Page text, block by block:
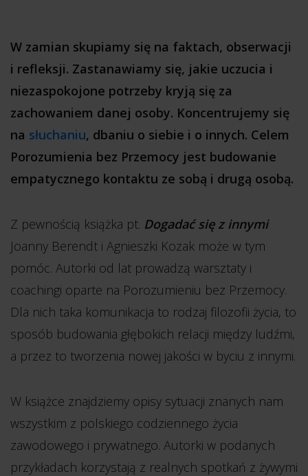
W zamian skupiamy się na faktach, obserwacji
i refleksji. Zastanawiamy się, jakie uczucia i
niezaspokojone potrzeby kryją się za
zachowaniem danej osoby. Koncentrujemy się
na słuchaniu, dbaniu o siebie i o innych. Celem
Porozumienia bez Przemocy jest budowanie
empatycznego kontaktu ze sobą i drugą osobą.
Z pewnością książka pt. Dogadać się z innymi
Joanny Berendt i Agnieszki Kozak może w tym
pomóc. Autorki od lat prowadzą warsztaty i
coachingi oparte na Porozumieniu bez Przemocy.
Dla nich taka komunikacja to rodzaj filozofii życia, to
sposób budowania głębokich relacji między ludźmi,
a przez to tworzenia nowej jakości w byciu z innymi.
W książce znajdziemy opisy sytuacji znanych nam
wszystkim z polskiego codziennego życia
zawodowego i prywatnego. Autorki w podanych
przykładach korzystają z realnych spotkań z żywymi